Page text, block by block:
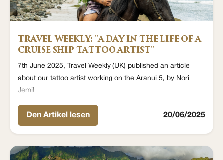
TRAVEL WEEKLY: "A DAY IN THE LIFE OF A
CRUISE SHIP TATTOO ARTIST"
7th June 2025, Travel Weekly (UK) published an article
about our tattoo artist working on the Aranui 5, by Nori
Jemil
Den Artikel lesen 20/06/2025